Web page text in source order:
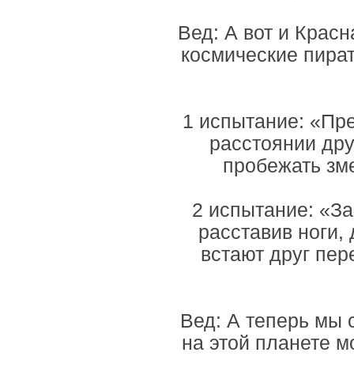
Вед: А вот и
космические
1 испытание:
расстоянии
пробежать
2 испытание:
расставив
встают друг
Вед: А теперь мы
на этой планете